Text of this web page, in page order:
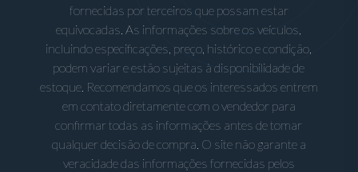
fornecidas por terceiros que possam estar
equivocadas. As informações sobre os veículos,
incluindo especificações, preço, histórico e condição,
podem variar e estão sujeitas à disponibilidade de
estoque. Recomendamos que os interessados entrem
em contato diretamente com o vendedor para
confirmar todas as informações antes de tomar
qualquer decisão de compra. O site não garante a
veracidade das informações fornecidas pelos